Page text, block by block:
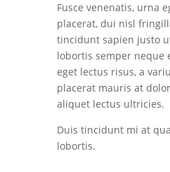
Fusce venenatis, urna
placerat, dui nisl
tincidunt sapien justo
lobortis semper neque
eget lectus risus, a
placerat mauris at
aliquet lectus ultricies.
Duis tincidunt mi at
lobortis.